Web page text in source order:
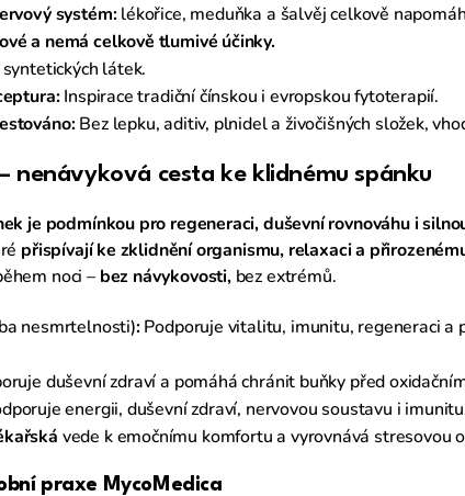
systém:lékořice, meduňka a šalvěj celkově
a nemá celkově tlumivé účinky.
látek.
Inspirace tradiční čínskou i evropskou fytoterapií.
Bez lepku, aditiv, plnidel a živočišných složek,
nenávyková cesta ke klidnému spánku
je podmínkou pro regeneraci, duševní rovnováhu i
přispívají ke zklidnění organismu, relaxaci a
noci – bez návykovosti,bez extrémů.
nesmrtelnosti):Podporuje vitalitu, imunitu, regeneraci a
duševní zdraví a pomáhá chránit buňky před
energii, duševní zdraví, nervovou soustavu i
vede k emočnímu komfortu a vyrovnává stresovou
praxe MycoMedica